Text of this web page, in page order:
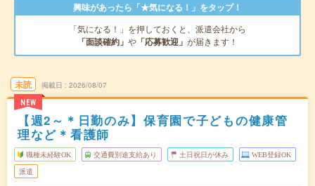
興味があったら「★気になる！」をタップ！
「気になる！」を押しておくと、派遣会社から
「面談確約」 や 「応募歓迎」 が届きます！
未読
NEW
掲載日 2026/08/07
【週2～＊日勤のみ】保育園で子どもの健康管
理など＊看護師
職種未経験OK 交通費別途支給あり 土日祝日が休み WEB登録OK
派遣